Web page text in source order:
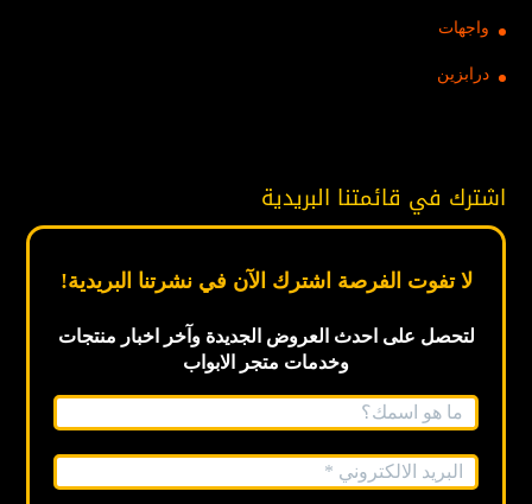
واجهات
درابزين
اشترك في قائمتنا البريدية
لا تفوت الفرصة اشترك الآن في نشرتنا البريدية!
لتحصل على احدث العروض الجديدةوآخر اخبار منتجات
وخدمات متجر الابواب